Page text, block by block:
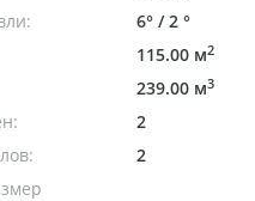
6° / 2 °
115.00 м2
239.00 м3
2
2